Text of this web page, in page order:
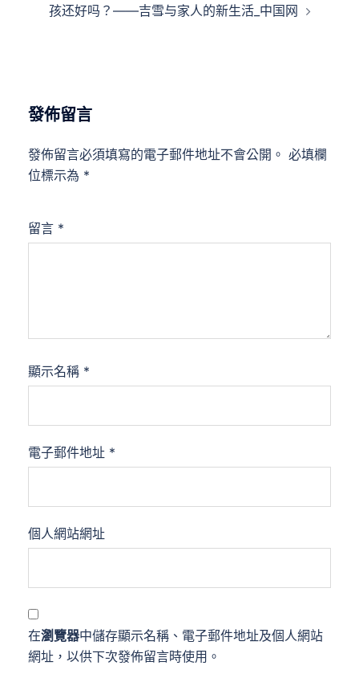
孩还好吗？——吉雪与家人的新生活_中国网
發佈留言
發佈留言必須填寫的電子郵件地址不會公開。 必填欄
位標示為 *
留言 *
顯示名稱 *
電子郵件地址 *
個人網站網址
在瀏覽器中儲存顯示名稱、電子郵件地址及個人網站
網址，以供下次發佈留言時使用。